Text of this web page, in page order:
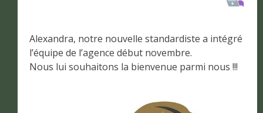
Alexandra, notre nouvelle standardiste a intégré
l’équipe de l’agence début novembre.
Nous lui souhaitons la bienvenue parmi nous !!!